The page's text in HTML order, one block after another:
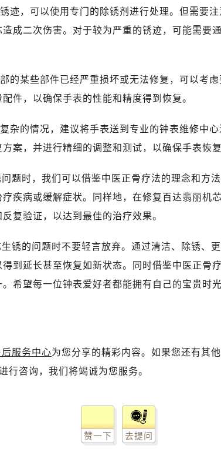
迹，可以使用专门的除锈剂进行处理。但需要
成二次伤害。对于较为严重的锈迹，可能需要
的某些部件已经严重损坏或无法修复，可以考
件，以确保手表的性能和精度得到恢复。
杂的情况，建议将手表送到专业的钟表维修中
案，并进行精细的调整和测试，以确保手表恢
题时，我们可以借鉴中医正骨疗法的理念和方
疾病或缓解症状。同样地，在修复百达翡丽机
复验证，以达到最佳的治疗效果。
锈的问题时不要轻言放弃。通过清洁、除锈、
到延长甚至恢复如新状态。同时借鉴中医正骨
。希望每一位钟表爱好者都能拥有自己的宝贵
服务中心为您分享的精彩内容。如果您还有其
行咨询，我们将竭诚为您服务。
赞一下 去提问